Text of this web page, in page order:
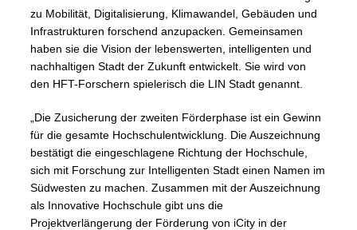
zu Mobilität, Digitalisierung, Klimawandel, Gebäuden und
Infrastrukturen forschend anzupacken. Gemeinsamen
haben sie die Vision der lebenswerten, intelligenten und
nachhaltigen Stadt der Zukunft entwickelt. Sie wird von
den HFT-Forschern spielerisch die LIN Stadt genannt.
„Die Zusicherung der zweiten Förderphase ist ein Gewinn
für die gesamte Hochschulentwicklung. Die Auszeichnung
bestätigt die eingeschlagene Richtung der Hochschule,
sich mit Forschung zur Intelligenten Stadt einen Namen im
Südwesten zu machen. Zusammen mit der Auszeichnung
als Innovative Hochschule gibt uns die
Projektverlängerung der Förderung von iCity in der